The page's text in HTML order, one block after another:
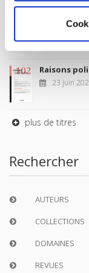
Sociétés
6 juil. 2026
Raisons
23 juin
plus de titres
Rechercher
AUTEURS
COLLECTIONS
DOMAINES
REVUES